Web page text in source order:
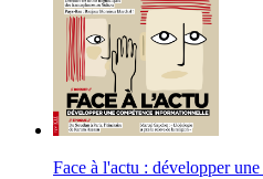
Face à l'actu : développer